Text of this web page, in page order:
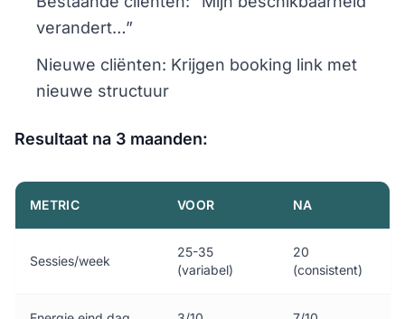
verandert…”
Nieuwe cliënten: Krijgen booking link met
nieuwe structuur
Resultaat na 3 maanden:
METRIC VOOR NA
Sessies/week
25-35
(variabel)
20
(consistent)